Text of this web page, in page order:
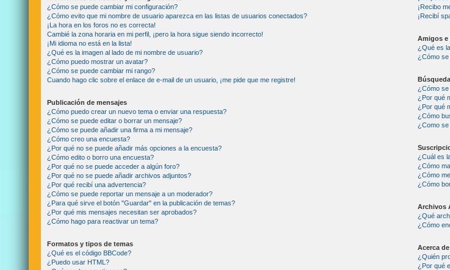
¿Cómo se puede cambiar mi configuración?
¿Cómo evito que mi nombre de usuario aparezca en las listas de usuarios conectados?
¡La hora en los foros no es correcta!
Cambié la zona horaria en mi perfil, ¡pero la hora sigue siendo incorrecto!
¡Mi idioma no está en la lista!
¿Qué es la imagen al lado de mi nombre de usuario?
¿Cómo puedo mostrar un avatar?
¿Cómo se puede cambiar mi rango?
Cuando hago clic sobre el enlace de e-mail de un usuario, ¡me pide que me registre!
Publicación de mensajes
¿Cómo puedo crear un nuevo tema o enviar una respuesta?
¿Cómo se puede editar o borrar un mensaje?
¿Cómo se puede añadir una firma a mi mensaje?
¿Cómo creo una encuesta?
¿Por qué no se puede añadir más opciones a la encuesta?
¿Cómo edito o borro una encuesta?
¿Por qué no se puede acceder a algún foro?
¿Por qué no se puede añadir archivos adjuntos?
¿Por qué recibí una advertencia?
¿Cómo se puede reportar un mensaje a un moderador?
¿Para qué sirve el botón "Guardar" en la publicación de temas?
¿Por qué mis mensajes necesitan ser aprobados?
¿Cómo hago para reactivar un tema?
Formatos y tipos de temas
¿Qué es el código BBCode?
¿Puedo usar HTML?
¡Recibo
¡Recibí
Amigos e
¿Qué es
¿Cómo
¿Cómo
¿Por qué
¿Por qué
¿Cómo
¿Como
¿Cuál es
¿Cómo
¿Cómo
¿Cómo
Archivos
¿Qué
¿Cómo
Acerca
¿Quién
¿Por qué